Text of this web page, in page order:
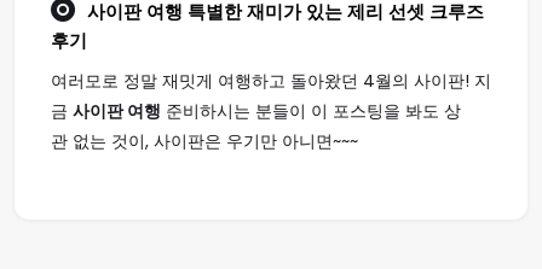
사이판 여행 특별한 재미가 있는 제리 선셋 크루즈
후기
여러모로 정말 재밋게 여행하고 돌아왔던 4월의 사이판! 지
금 사이판 여행 준비하시는 분들이 이 포스팅을 봐도 상
관 없는 것이, 사이판은 우기만 아니면~~~